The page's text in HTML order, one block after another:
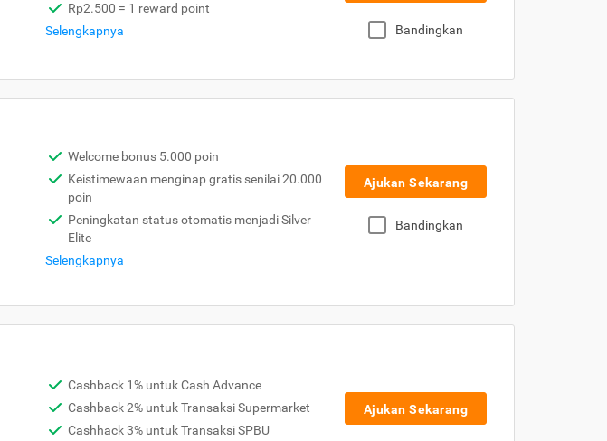
Rp2.500 = 1 reward point
Selengkapnya
Bandingkan
Welcome bonus 5.000 poin
Keistimewaan menginap gratis senilai 20.000
poin
Peningkatan status otomatis menjadi Silver
Elite
Selengkapnya
Ajukan Sekarang
Bandingkan
Cashback 1% untuk Cash Advance
Cashback 2% untuk Transaksi Supermarket
Cashhack 3% untuk Transaksi SPBU
Ajukan Sekarang